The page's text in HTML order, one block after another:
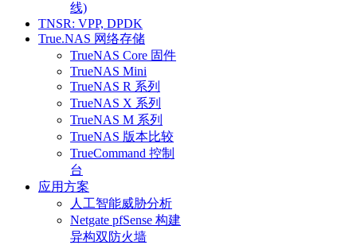
线)
TNSR: VPP, DPDK
True.NAS 网络存储
TrueNAS Core 固件
TrueNAS Mini
TrueNAS R 系列
TrueNAS X 系列
TrueNAS M 系列
TrueNAS 版本比较
TrueCommand 控制
台
应用方案
人工智能威胁分析
Netgate pfSense 构建
异构双防火墙